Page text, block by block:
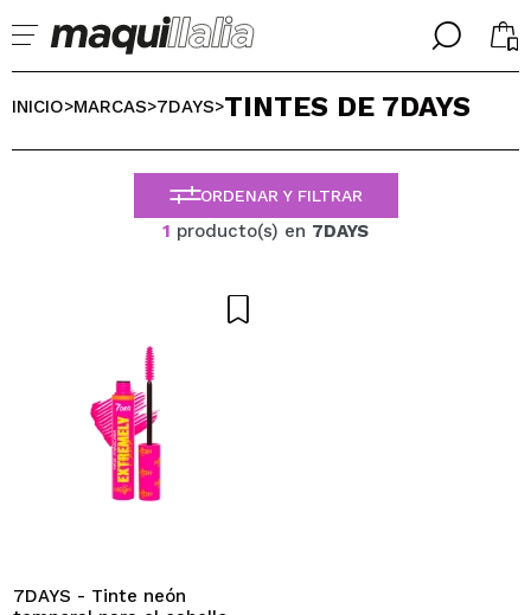
╳
BIENVENIDX!
No tengo cuenta aquí
Al crear una cuenta en Maquillalia.com podrás realizar
tus compras rápidamente, revisar el estado de tus
╳
SELECCIONA TU IDIOMA
ESPAÑOL
ENGLISH
FRANCES
ALEMAN
PORTUGUESE
INICIO>MARCAS>7DAYS>TINTES DE 7DAYS
ORDENAR Y FILTRAR
1 producto(s) en 7DAYS
7DAYS - Tinte neón